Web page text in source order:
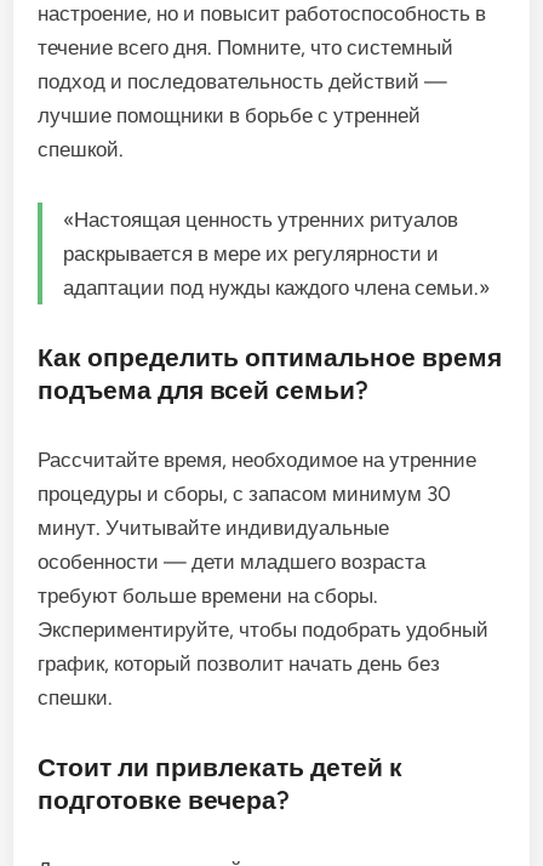
настроение, но и повысит работоспособность в
течение всего дня. Помните, что системный
подход и последовательность действий —
лучшие помощники в борьбе с утренней
спешкой.
«Настоящая ценность утренних ритуалов
раскрывается в мере их регулярности и
адаптации под нужды каждого члена семьи.»
Как определить оптимальное время
подъема для всей семьи?
Рассчитайте время, необходимое на утренние
процедуры и сборы, с запасом минимум 30
минут. Учитывайте индивидуальные
особенности — дети младшего возраста
требуют больше времени на сборы.
Экспериментируйте, чтобы подобрать удобный
график, который позволит начать день без
спешки.
Стоит ли привлекать детей к
подготовке вечера?